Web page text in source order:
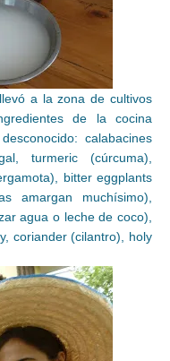
a la zona de cultivos
de la cocina
calabacines
turmeric (cúrcuma),
bitter eggplants
amargan muchísimo),
agua o leche de coco),
coriander (cilantro), holy